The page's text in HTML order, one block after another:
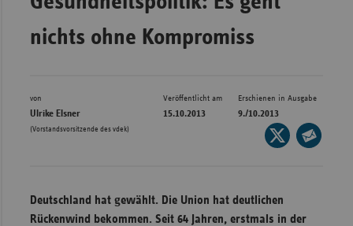
nichts ohne Kompromiss
von
Ulrike Elsner
(Vorstandsvorsitzende des vdek)
Veröffentlicht am
15.10.2013
Erschienen in Ausgabe
9./10.2013
Seite
auf
Deutschland hat gewählt. Die Union hat deutlichen
Rückenwind bekommen. Seit 64 Jahren, erstmals in der